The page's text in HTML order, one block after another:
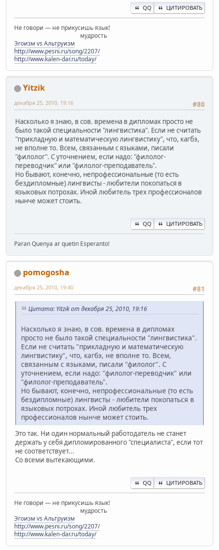
QQ ЦИТИРОВАТЬ
Не говори — не прикусишь язык!
мудрость
Эгоизм vs Альтруизм
http://www.pesni.ru/song/2207/
http://www.kalen-dar.ru/today/
Yitzik
#80
декабря 25, 2010, 19:16
Насколько я знаю, в сов. времена в дипломах просто не
было такой специальности "лингвистика". Если не считать
"прикладную и математическую лингвистику", что, кагбэ,
не вполне то. Всем, связанным с языками, писали
"филолог". С уточнением, если надо: "филолог-
переводчик" или "филолог-преподаватель".
Но бывают, конечно, непрофессиональные (то есть
бездипломные) лингвисты - любители покопаться в
языковых потрохах. Иной любитель трех профессионалов
нынче может стоить.
QQ ЦИТИРОВАТЬ
Paran Quenya ar quetin Esperanto!
pomogosha
#81
декабря 25, 2010, 19:40
Цитата: Yitzik от декабря 25, 2010, 19:16
Насколько я знаю, в сов. времена в дипломах
просто не было такой специальности "лингвистика".
Если не считать "прикладную и математическую
лингвистику", что, кагбэ, не вполне то. Всем,
связанным с языками, писали "филолог". С
уточнением, если надо: "филолог-переводчик" или
"филолог-преподаватель".
Но бывают, конечно, непрофессиональные (то есть
бездипломные) лингвисты - любители покопаться в
языковых потрохах. Иной любитель трех
профессионалов нынче может стоить.
Это так. Ни один нормальный работодатель не станет
держать у себя дипломированного "специалиста", если тот
не соответствует...
Со всеми вытекающими.
QQ ЦИТИРОВАТЬ
Не говори — не прикусишь язык!
мудрость
Эгоизм vs Альтруизм
http://www.pesni.ru/song/2207/
http://www.kalen-dar.ru/today/